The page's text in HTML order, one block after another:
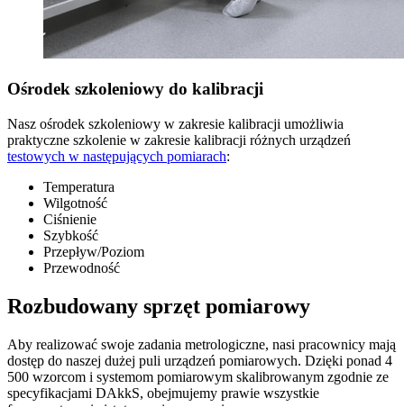
Ośrodek szkoleniowy do kalibracji
Nasz ośrodek szkoleniowy w zakresie kalibracji umożliwia
praktyczne szkolenie w zakresie kalibracji różnych urządzeń
testowych w następujących pomiarach:
Temperatura
Wilgotność
Ciśnienie
Szybkość
Przepływ/Poziom
Przewodność
Rozbudowany sprzęt pomiarowy
Aby realizować swoje zadania metrologiczne, nasi pracownicy mają
dostęp do naszej dużej puli urządzeń pomiarowych. Dzięki ponad 4
500 wzorcom i systemom pomiarowym skalibrowanym zgodnie ze
specyfikacjami DAkkS, obejmujemy prawie wszystkie